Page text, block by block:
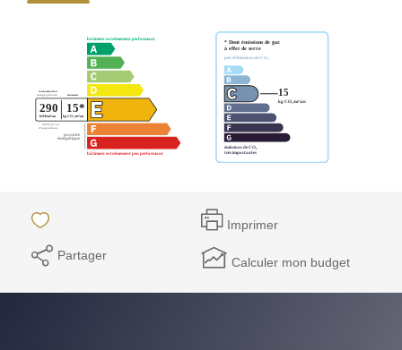
Parrainage
Nos Actualités
Avis Clients
Imprimer
Partager Calculer mon budget